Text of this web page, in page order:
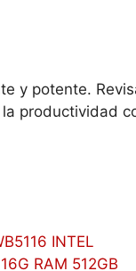
y potente.
productividad